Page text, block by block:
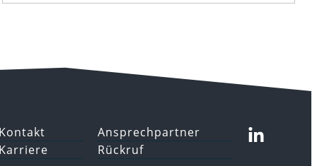
Kontakt
Karriere
Ansprechpartner
Rückruf